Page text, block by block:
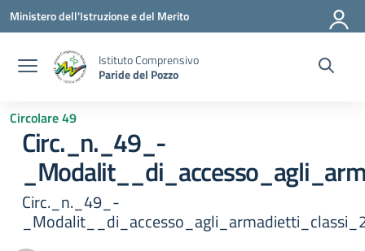
Vai ai contenuti
Vai al menu di navigazione
Vai al footer
Ministero dell'Istruzione e del Merito
Istituto Comprensivo
Paride del Pozzo
Circolare 49
Circ._n._49_-
Circ._n._49_-